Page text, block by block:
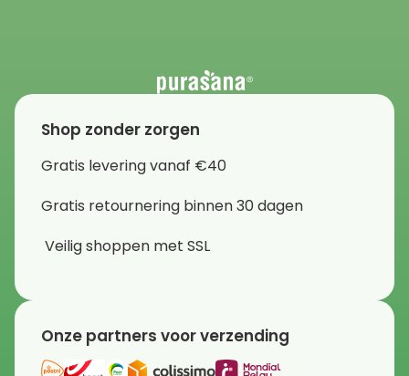
Shop zonder zorgen
Gratis levering vanaf €40
Gratis retournering binnen 30 dagen
Veilig shoppen met SSL
Onze partners voor verzending